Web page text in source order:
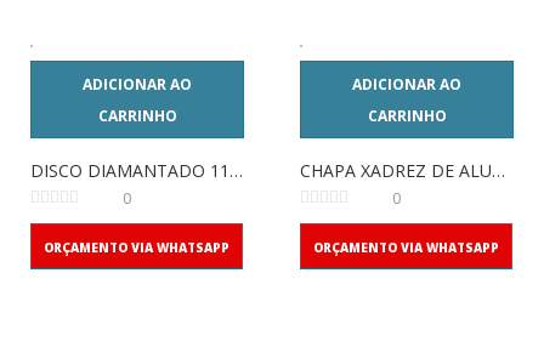
ADICIONAR AO
CARRINHO
DISCO DIAMANTADO 110MM
0
ORÇAMENTO VIA WHATSAPP
ADICIONAR AO
CARRINHO
CHAPA XADREZ DE ALUM 2,7 2X1
0
ORÇAMENTO VIA WHATSAPP